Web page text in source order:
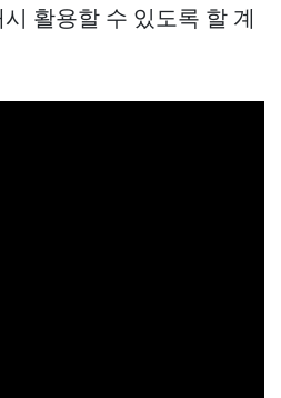
활용할 수 있도록 할 계